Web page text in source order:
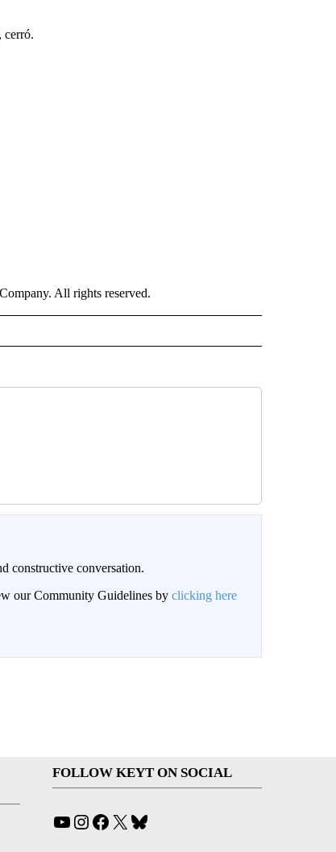
cerró.
All rights reserved.
constructive conversation.
our Community Guidelines by clicking here
FOLLOW KEYT ON SOCIAL
YouTube
Instagram
Facebook
X